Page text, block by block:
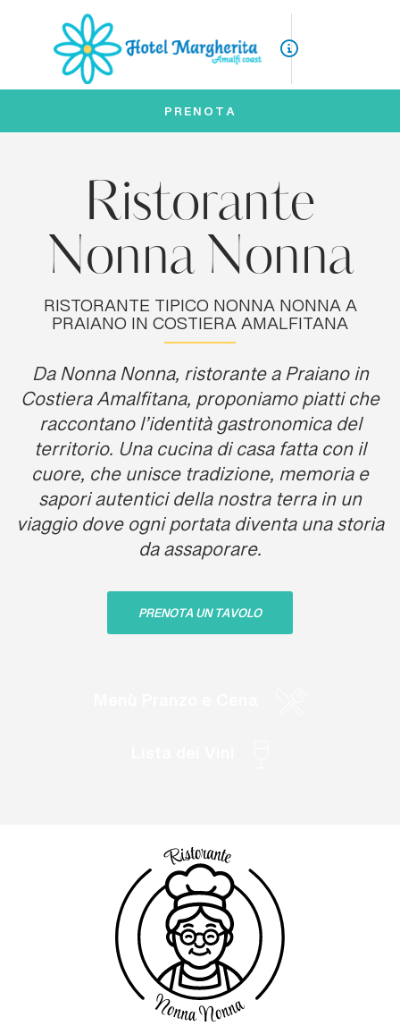
PRENOTA
Ristorante
Nonna Nonna
RISTORANTE TIPICO NONNA NONNA A
PRAIANO IN COSTIERA AMALFITANA
Da Nonna Nonna, ristorante a Praiano in
Costiera Amalfitana, proponiamo piatti che
raccontano l’identità gastronomica del
territorio. Una cucina di casa fatta con il
cuore, che unisce tradizione, memoria e
sapori autentici della nostra terra in un
viaggio dove ogni portata diventa una storia
da assaporare.
PRENOTA UN TAVOLO